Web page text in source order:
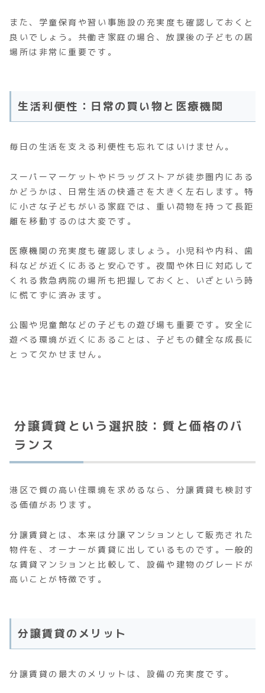
また、学童保育や習い事施設の充実度も確認しておくと
良いでしょう。共働き家庭の場合、放課後の子どもの居
場所は非常に重要です。
生活利便性：日常の買い物と医療機関
毎日の生活を支える利便性も忘れてはいけません。
スーパーマーケットやドラッグストアが徒歩圏内にある
かどうかは、日常生活の快適さを大きく左右します。特
に小さな子どもがいる家庭では、重い荷物を持って長距
離を移動するのは大変です。
医療機関の充実度も確認しましょう。小児科や内科、歯
科などが近くにあると安心です。夜間や休日に対応して
くれる救急病院の場所も把握しておくと、いざという時
に慌てずに済みます。
公園や児童館などの子どもの遊び場も重要です。安全に
遊べる環境が近くにあることは、子どもの健全な成長に
とって欠かせません。
分譲賃貸という選択肢：質と価格のバ
ランス
港区で質の高い住環境を求めるなら、分譲賃貸も検討す
る価値があります。
分譲賃貸とは、本来は分譲マンションとして販売された
物件を、オーナーが賃貸に出しているものです。一般的
な賃貸マンションと比較して、設備や建物のグレードが
高いことが特徴です。
分譲賃貸のメリット
分譲賃貸の最大のメリットは、設備の充実度です。